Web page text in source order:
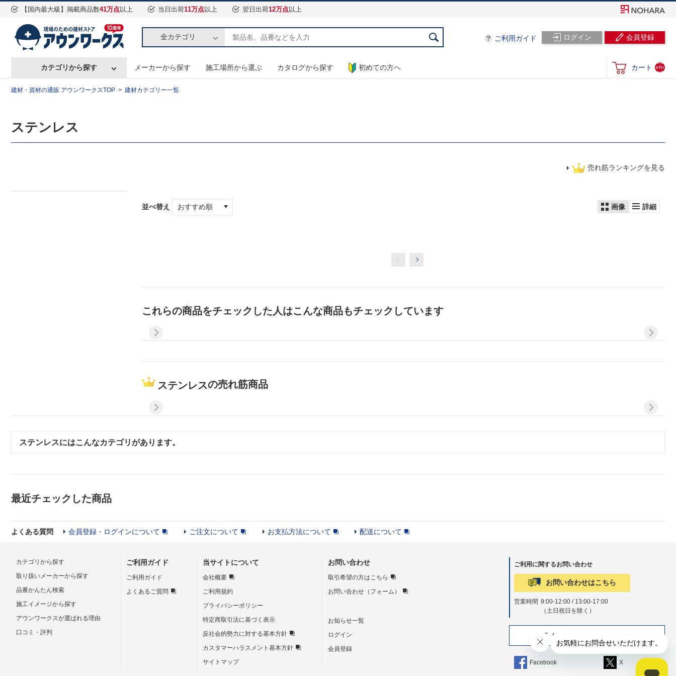
【国内最大級】掲載商品数41万点以上 当日出荷11万点以上 翌日出荷12万点以上
全カテゴリ ログイン 会員登録
ご利用ガイド
カテゴリから探す メーカーから探す 施工場所から選ぶ カタログから探す 初めての方へ カート
und
efin
ed
建材・資材の通販 アウンワークスTOP 建材カテゴリー一覧
ステンレス
売れ筋ランキングを見る
並べ替え 画像 詳細
これらの商品をチェックした人はこんな商品もチェックしています
ステンレスの売れ筋商品
ステンレスにはこんなカテゴリがあります。
最近チェックした商品
よくある質問 会員登録・ログインについて ご注文について お支払方法について 配送について
カテゴリから探す
取り扱いメーカーから探す
品番かんたん検索
施工イメージから探す
アウンワークスが選ばれる理由
口コミ・評判
ご利用ガイド
ご利用ガイド
よくあるご質問
当サイトについて
会社概要
ご利用規約
プライバシーポリシー
特定商取引法に基づく表示
反社会的勢力に対する基本方針
カスタマーハラスメント基本方針
サイトマップ
お問い合わせ
取引希望の方はこちら
お問い合わせ（フォーム）
お知らせ一覧
ログイン
会員登録
ご利用に関するお問い合わせ
お問い合わせはこちら
営業時間 9:00-12:00 / 13:00-17:00
（土日祝日を除く）
SNS（公式アカウント）も更新中！
Facebook X